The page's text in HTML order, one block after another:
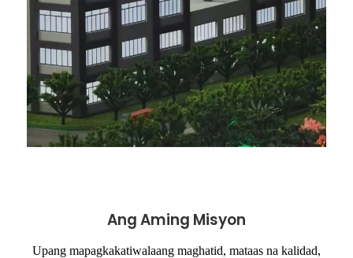
Ang Aming Misyon
Upang mapagkakatiwalaang maghatid, mataas na kalidad,